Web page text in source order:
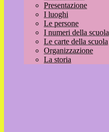
Presentazione
I luoghi
Le persone
I numeri della scuola
Le carte della scuola
Organizzazione
La storia